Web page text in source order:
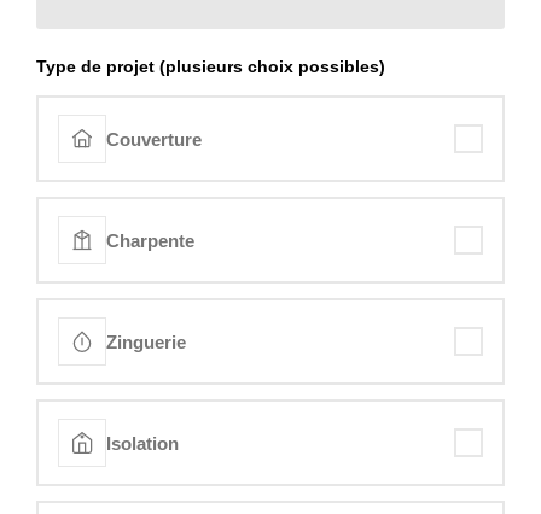
Type de projet (plusieurs choix possibles)
Couverture
Charpente
Zinguerie
Isolation